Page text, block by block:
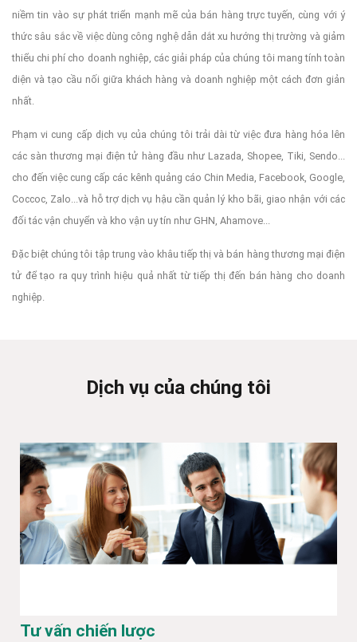
niềm tin vào sự phát triển mạnh mẽ của bán hàng trực tuyến, cùng với ý
thức sâu sắc về việc dùng công nghệ dẫn dắt xu hướng thị trường và giảm
thiểu chi phí cho doanh nghiệp, các giải pháp của chúng tôi mang tính toàn
diện và tạo cầu nối giữa khách hàng và doanh nghiệp một cách đơn giản
nhất.
Phạm vi cung cấp dịch vụ của chúng tôi trải dài từ việc đưa hàng hóa lên
các sàn thương mại điện tử hàng đầu như Lazada, Shopee, Tiki, Sendo...
cho đến việc cung cấp các kênh quảng cáo Chin Media, Facebook, Google,
Coccoc, Zalo...và hỗ trợ dịch vụ hậu cần quản lý kho bãi, giao nhận với các
đối tác vận chuyển và kho vận uy tín như GHN, Ahamove...
Đặc biệt chúng tôi tập trung vào khâu tiếp thị và bán hàng thương mại điện
tử để tạo ra quy trình hiệu quả nhất từ tiếp thị đến bán hàng cho doanh
nghiệp.
Dịch vụ của chúng tôi
Tư vấn chiến lược